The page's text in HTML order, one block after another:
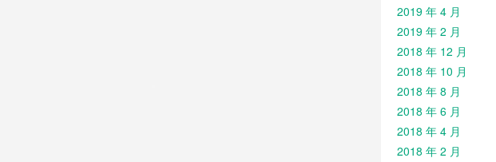
2019 年 4 月
2019 年 2 月
2018 年 12 月
2018 年 10 月
2018 年 8 月
2018 年 6 月
2018 年 4 月
2018 年 2 月